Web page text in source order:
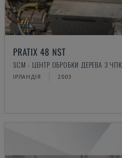
PRATIX 48 NST
SCM - ЦЕНТР ОБРОБКИ ДЕРЕВА З ЧПК
ІРЛАНДІЯ 2003